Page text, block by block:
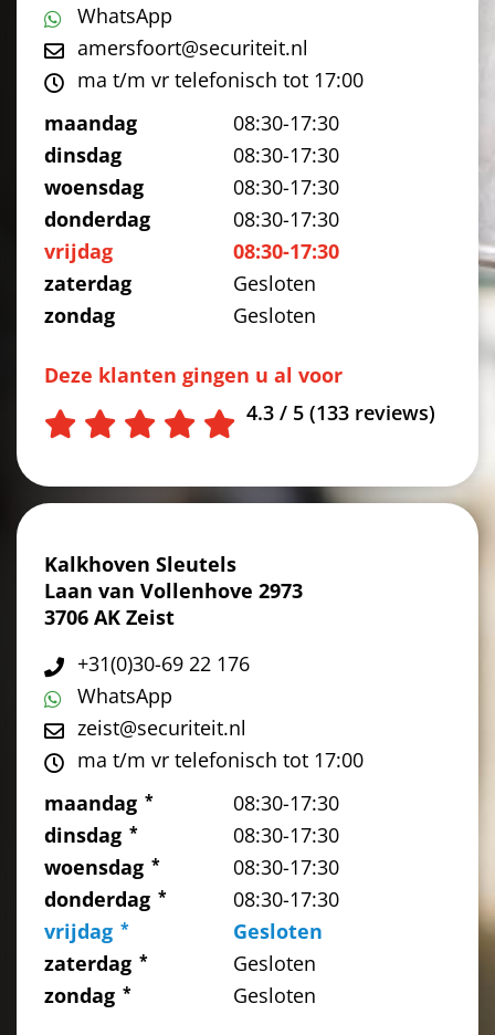
WhatsApp
amersfoort@securiteit.nl
ma t/m vr telefonisch tot 17:00
maandag
08:30-17:30
dinsdag
08:30-17:30
woensdag
08:30-17:30
donderdag
08:30-17:30
vrijdag
08:30-17:30
zaterdag
Gesloten
zondag
Gesloten
Deze klanten gingen u al voor
4.3 / 5 (133 reviews)
Kalkhoven Sleutels
Laan van Vollenhove 2973
3706 AK Zeist
+31(0)30-69 22 176
WhatsApp
zeist@securiteit.nl
ma t/m vr telefonisch tot 17:00
maandag
08:30-17:30
dinsdag
08:30-17:30
woensdag
08:30-17:30
donderdag
08:30-17:30
vrijdag
Gesloten
zaterdag
Gesloten
zondag
Gesloten